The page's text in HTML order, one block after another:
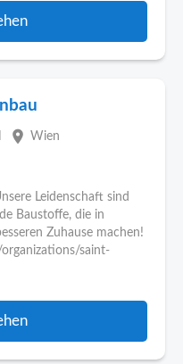
place Wien
Leidenschaft sind
Baustoffe, die in
Zuhause machen!
saint-